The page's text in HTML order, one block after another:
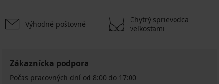
Výhodné poštovné
Chytrý sprievodca
veľkosťami
Zákaznícka podpora
Počas pracovných dní od 8:00 do 17:00